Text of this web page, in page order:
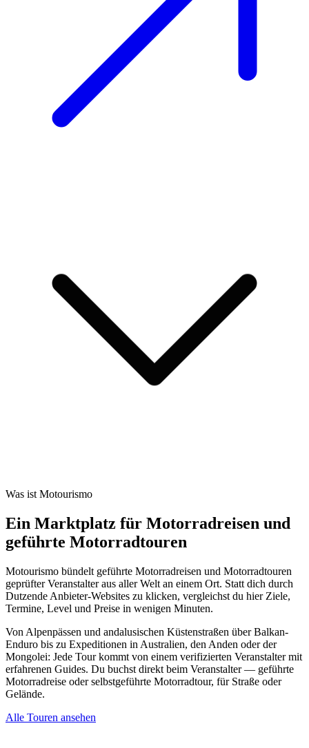
Was ist Motourismo
Ein Marktplatz für Motorradreisen und
geführte Motorradtouren
Motourismo bündelt geführte Motorradreisen und Motorradtouren
geprüfter Veranstalter aus aller Welt an einem Ort. Statt dich durch
Dutzende Anbieter-Websites zu klicken, vergleichst du hier Ziele,
Termine, Level und Preise in wenigen Minuten.
Von Alpenpässen und andalusischen Küstenstraßen über Balkan-
Enduro bis zu Expeditionen in Australien, den Anden oder der
Mongolei: Jede Tour kommt von einem verifizierten Veranstalter mit
erfahrenen Guides. Du buchst direkt beim Veranstalter — geführte
Motorradreise oder selbstgeführte Motorradtour, für Straße oder
Gelände.
Alle Touren ansehen